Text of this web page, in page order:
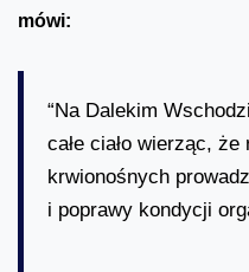
mówi:
“Na Dalekim
całe ciało wierząc,
krwionośnych
i poprawy kondycji